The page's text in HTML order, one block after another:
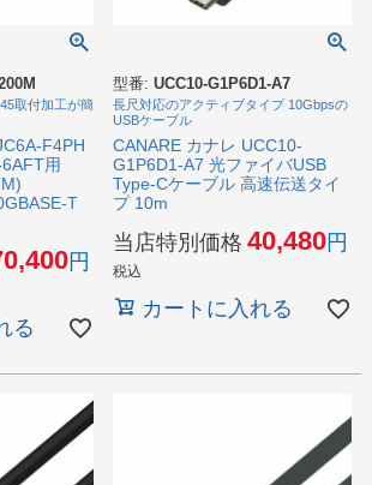
取付加工が簡
F4PH
用
T
る
型番: UCC10-G1P6D1-A7
長尺対応のアクティブタイプ 10Gbpsの
USBケーブル
CANARE カナレ UCC10-
G1P6D1-A7 光ファイバUSB
Type-Cケーブル 高速伝送タイ
プ 10m
当店特別価格 40,480
税込
カートに入れる